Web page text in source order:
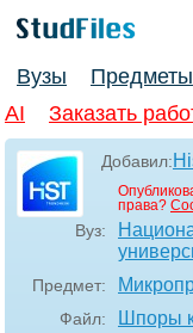
Вузы Предметы
AI
Заказать
Добавил:
права?
Вуз:
Предмет:
Файл: Шпоры